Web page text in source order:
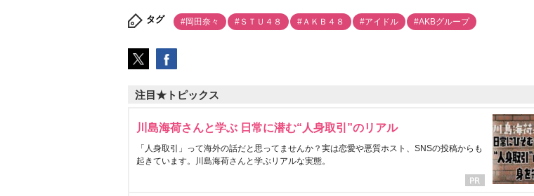
タグ #岡田奈々 #ＳＴＵ４８ #ＡＫＢ４８ #アイドル #AKBグループ
注目★トピックス
川島海荷さんと学ぶ 日常に潜む“人身取引”のリアル
「人身取引」って海外の話だと思ってませんか？実は恋愛や悪質ホスト、SNSの投稿からも
起きています。川島海荷さんと学ぶリアルな実態。